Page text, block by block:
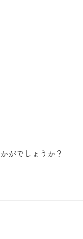
がでしょうか？